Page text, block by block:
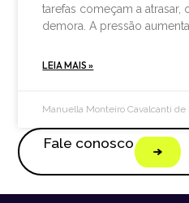
tarefas começam a
demora. A pressão
LEIA MAIS »
Manuella Monteiro Cavalcanti de
Fale conosco